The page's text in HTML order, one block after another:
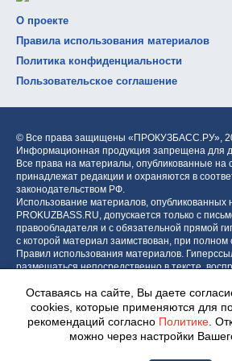
О проекте
Правила использования материалов
Политика конфиденциальности
Пользовательское соглашение
© Все права защищены «ПРОКУЗБАСС.РУ»,
Информационная продукция запрещена для
Все права на материалы, опубликованные на
принадлежат редакции и охраняются в
законодательством РФ.
Использование материалов, опубликованных
PROKUZBASS.RU, допускается только с
правообладателя и с обязательной прямой
с которой материал заимствован, при
Правил использования материалов.
размещаться непосредственно в тексте,
блока.
Оставаясь на сайте, Вы даете
cookies, которые применяются для
рекомендаций согласно Политике .
можно через настройки